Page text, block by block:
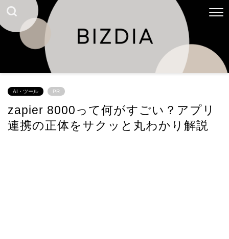
AI・ツール PR
zapier 8000って何がすごい？アプリ
連携の正体をサクッと丸わかり解説